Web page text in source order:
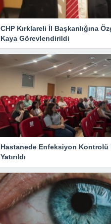
CHP Kırklareli İl Başkanlığına
Kaya Görevlendirildi
Hastanede Enfeksiyon Kontrolü
Yatırıldı